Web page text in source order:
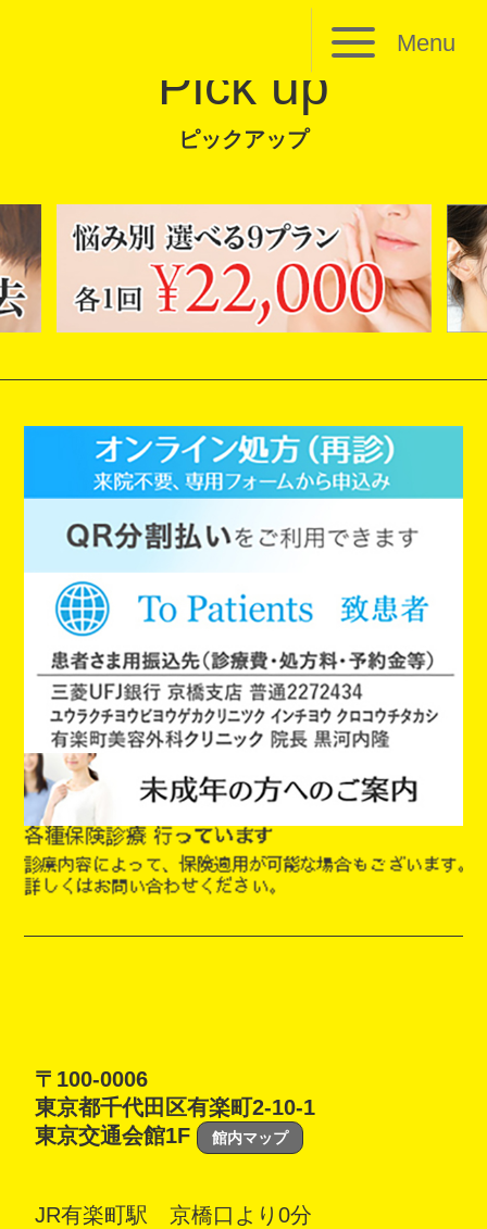
Menu
Pick up
ピックアップ
〒100-0006
東京都千代田区有楽町2-10-1
東京交通会館1F
館内マップ
JR有楽町駅 京橋口より0分